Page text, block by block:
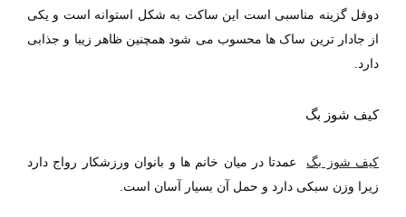
دوفل گزینه مناسبی است این ساکت به شکل استوانه است و یکی
از جادار ترین ساک ها محسوب می شود همچنین ظاهر زیبا و جذابی
دارد.
کیف شوز بگ
کیف شوز بگ عمدتا در میان خانم ها و بانوان ورزشکار رواج دارد
زیرا وزن سبکی دارد و حمل آن بسیار آسان است.